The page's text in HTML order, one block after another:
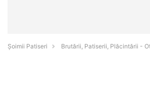
Șoimii Patiseri Brutării, Patiserii, Plăcintării -